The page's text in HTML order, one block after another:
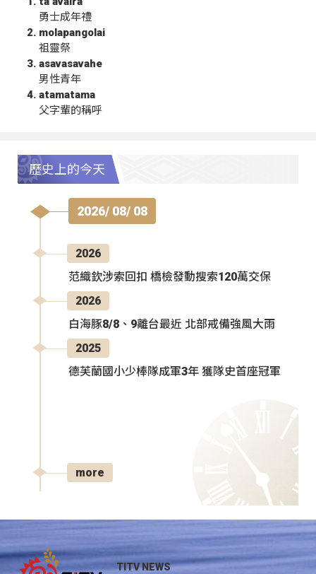
勇士成年禮
molapangolai
祖靈祭
asavasavahe
男性青年
atamatama
父字輩的稱呼
歷史上的今天
2026/ 08/ 08
2026
范織欽涉索回扣 橋檢發動搜索120萬交保
2026
白海豚8/8、9離台最近 北部戒備強風大雨
2025
德芙蘭國小少棒隊成軍3年 獲隊史首座冠軍
more
TITV NEWS